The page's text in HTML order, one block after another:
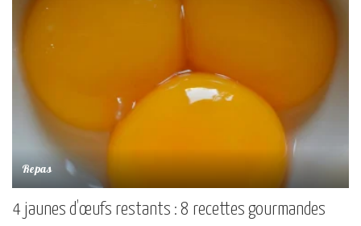
Repas
4 jaunes d’œufs restants : 8 recettes gourmandes